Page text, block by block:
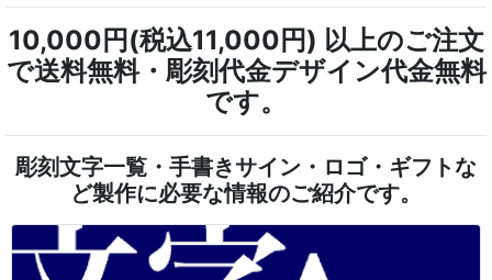
10,000円(税込11,000円) 以上のご注文
で送料無料・彫刻代金デザイン代金無料
です。
彫刻文字一覧・手書きサイン・ロゴ・ギフトな
ど製作に必要な情報のご紹介です。